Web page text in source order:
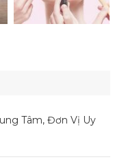
Tâm, Đơn Vị Uy